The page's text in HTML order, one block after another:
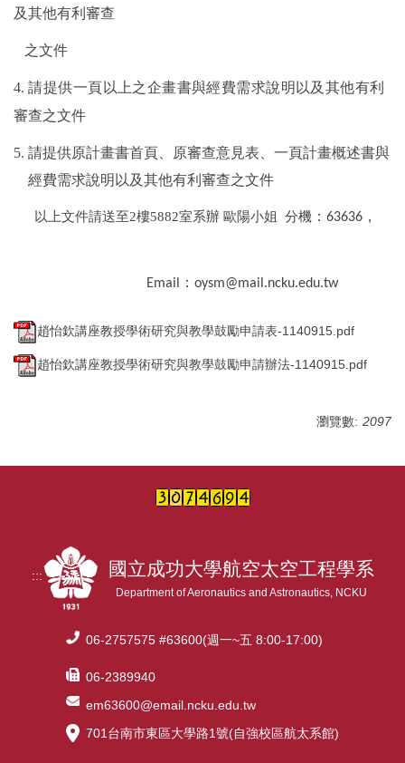
及其他有利審查
之文件
4.請提供一頁以上之企畫書與經費需求說明以及其他有利
審查之文件
5. 請提供原計畫書首頁、原審查意見表、一頁計畫概述書與
經費需求說明以及其他有利審查之文件
以上文件請送至2樓5882室系辦 歐陽小姐 分機 ： 63636 ，
Email ： oysm@mail.ncku.edu.tw
趙怡欽講座教授學術研究與教學鼓勵申請表-1140915.pdf
趙怡欽講座教授學術研究與教學鼓勵申請辦法-1140915.pdf
瀏覽數: 2097
::: 國立成功大學航空太空工程學系
Department of Aeronautics and Astronautics, NCKU
06-2757575 #63600(週一~五 8:00-17:00)
06-2389940
em63600@email.ncku.edu.tw
701台南市東區大學路1號(自強校區航太系館)